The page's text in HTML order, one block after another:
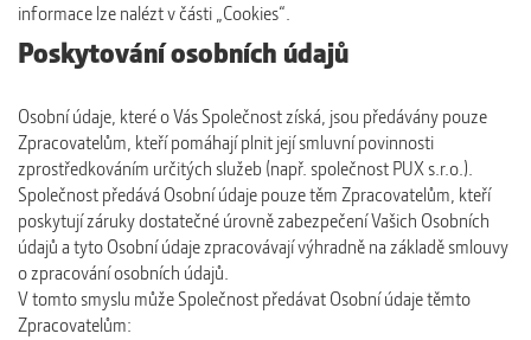
informace lze nalézt v části „Cookies“.
Poskytování osobních údajů
Osobní údaje, které o Vás Společnost získá, jsou předávány pouze
Zpracovatelům, kteří pomáhají plnit její smluvní povinnosti
zprostředkováním určitých služeb (např. společnost PUX s.r.o.).
Společnost předává Osobní údaje pouze těm Zpracovatelům, kteří
poskytují záruky dostatečné úrovně zabezpečení Vašich Osobních
údajů a tyto Osobní údaje zpracovávají výhradně na základě smlouvy
o zpracování osobních údajů.
V tomto smyslu může Společnost předávat Osobní údaje těmto
Zpracovatelům: